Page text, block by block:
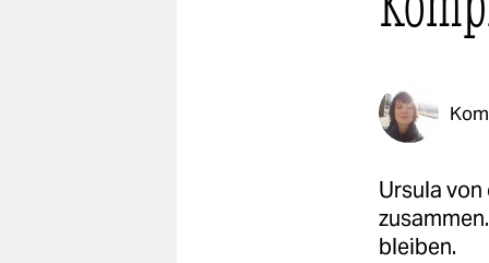
Ursula
bleiben.